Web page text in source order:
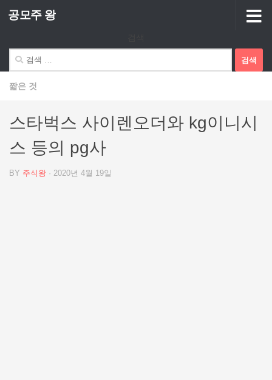
Skip to content
공모주 왕
색:
짧은 것
스타벅스 사이렌오더와 kg이니시
스 등의 pg사
BY 주식왕 · 2020년 4월 19일